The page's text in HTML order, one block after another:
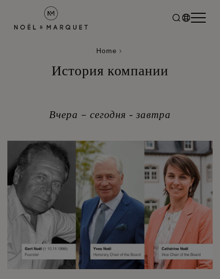
Home
История компании
Вчера – сегодня - завтра